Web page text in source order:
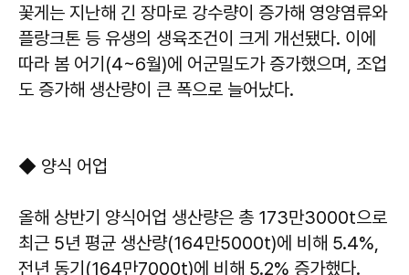
꽃게는 지난해 긴 장마로 강수량이 증가해 영양염류와
플랑크톤 등 유생의 생육조건이 크게 개선됐다. 이에
따라 봄 어기(4~6월)에 어군밀도가 증가했으며, 조업
도 증가해 생산량이 큰 폭으로 늘어났다.
◆ 양식 어업
올해 상반기 양식어업 생산량은 총 173만3000t으로
최근 5년 평균 생산량(164만5000t)에 비해 5.4%,
전년 동기(164만7000t)에 비해 5.2% 증가했다.